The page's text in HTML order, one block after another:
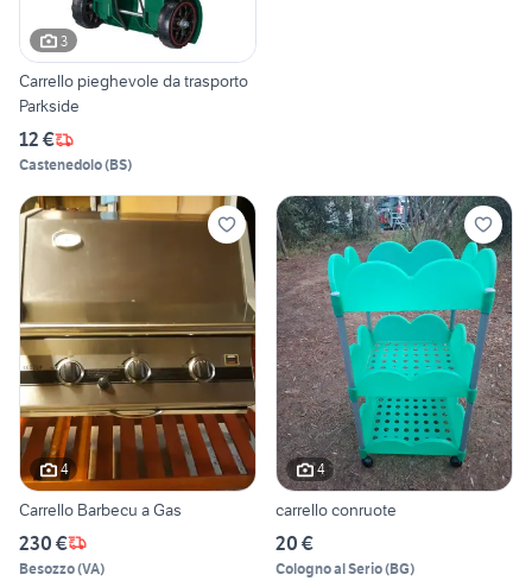
3
Carrello pieghevole da trasporto
Parkside
12 €
Castenedolo(BS)
4
Carrello Barbecu a Gas
230 €
Besozzo(VA)
4
carrello conruote
20 €
Cologno al Serio(BG)